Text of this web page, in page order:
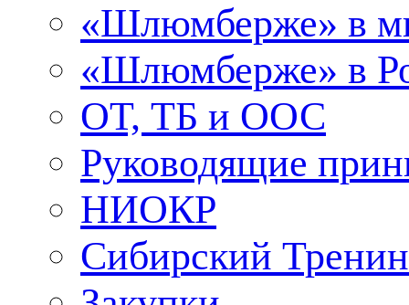
«Шлюмберже» в
«Шлюмберже» в
ОТ, ТБ и ООС
Руководящие
НИОКР
Сибирский